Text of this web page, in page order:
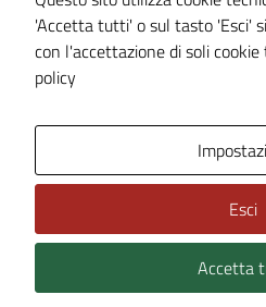
Dichiarazione di accessibilità
Piano di miglioramento del sito
Technical Design s.r.l.
'Accetta tutti' o sul tasto 'Esci'
con l'accettazione di soli cookie
policy
Esci
Accetta